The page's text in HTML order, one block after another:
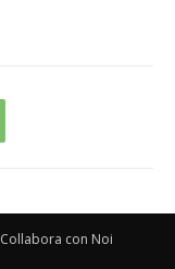
Collabora con Noi